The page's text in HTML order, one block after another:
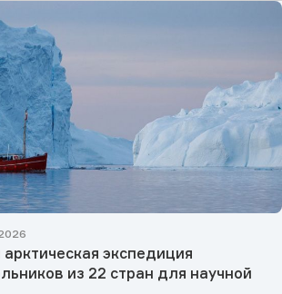
экспедиция
из 22 стран для научной